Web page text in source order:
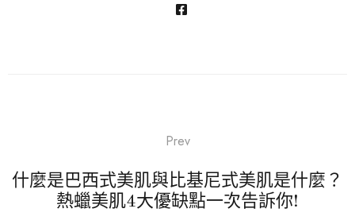
Prev
什麼是巴西式美肌與比基尼式美肌是什麼？
熱蠟美肌4大優缺點一次告訴你!